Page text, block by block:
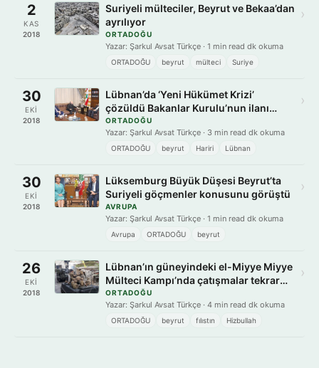
2
KAS
2018
Suriyeli mülteciler, Beyrut ve Bekaa’dan
ayrılıyor
ORTADOĞU
Yazar: Şarkul Avsat Türkçe · 1 min read dk okuma
ORTADOĞU beyrut mülteci Suriye
›
30
EKI
2018
Lübnan’da ‘Yeni Hükümet Krizi’
çözüldü Bakanlar Kurulu’nun ilanı
bekleniyor
ORTADOĞU
Yazar: Şarkul Avsat Türkçe · 3 min read dk okuma
ORTADOĞU beyrut Hariri Lübnan
›
30
EKI
2018
Lüksemburg Büyük Düşesi Beyrut’ta
Suriyeli göçmenler konusunu görüştü
AVRUPA
Yazar: Şarkul Avsat Türkçe · 1 min read dk okuma
Avrupa ORTADOĞU beyrut
›
26
EKI
2018
Lübnan’ın güneyindeki el-Miyye Miyye
Mülteci Kampı’nda çatışmalar tekrar
alevlendi
ORTADOĞU
Yazar: Şarkul Avsat Türkçe · 4 min read dk okuma
ORTADOĞU beyrut fılıstın Hizbullah
›